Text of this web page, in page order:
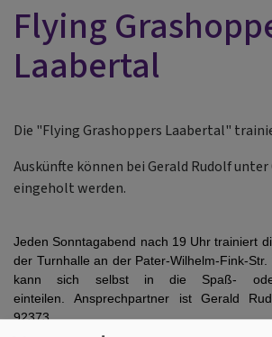
Flying
Laabertal
Die "Flying Grashoppers Laabertal"
Auskünfte können bei Gerald Rudolf unter
eingeholt werden.
Jeden Sonntagabend nach 19 Uhr trainiert
der Turnhalle an der Pater-Wilhelm-Fink-
kann sich selbst in die Spaß- oder
einteilen. Ansprechpartner ist Gerald
92373.